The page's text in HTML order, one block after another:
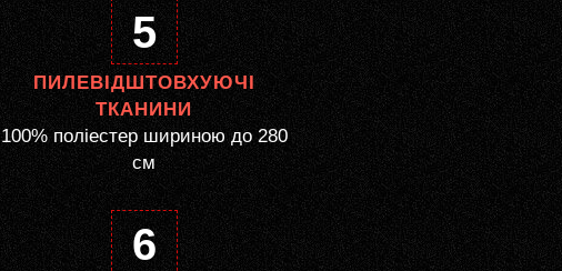
5
ПИЛЕВІДШТОВХУЮЧІ
ТКАНИНИ
100% поліестер шириною до 280
см
6